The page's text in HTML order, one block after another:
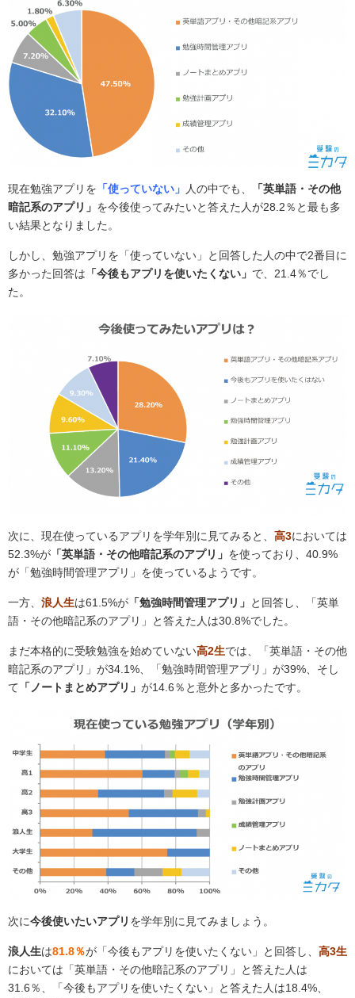
現在勉強アプリを 「使っていない」 人の中でも、
「英単語・その他
暗記系のアプリ」 を今後使ってみたいと答えた人が28.2％と最も多
い結果となりました。
しかし、勉強アプリを「使っていない」と回答した人の中で2番目に
多かった回答は 「今後もアプリを使いたくない」 で、21.4％でし
た。
次に、現在使っているアプリを学年別に見てみると、 高3においては
52.3%が 「英単語・その他暗記系のアプリ」 を使っており、40.9%
が「勉強時間管理アプリ」を使っているようです。
一方、 浪人生は61.5%が 「勉強時間管理アプリ」 と回答し、
「英単
語・その他暗記系のアプリ」と答えた人は30.8%でした。
まだ本格的に受験勉強を始めていない高2生では、
「英単語・その他
暗記系のアプリ」が34.1%、「勉強時間管理アプリ」が39%、そし
て 「ノートまとめアプリ」 が14.6％と意外と多かったです。
次に今後使いたいアプリ を学年別に見てみましょう。
浪人生は81.8％が「今後もアプリを使いたくない」と回答し、 高3生
においては 「英単語・その他暗記系のアプリ」と答えた人は
31.6％、「今後もアプリを使いたくない」と答えた人は18.4%、